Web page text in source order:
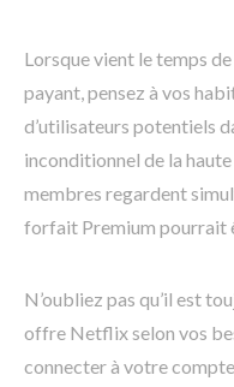
Lorsque vient le temps
payant, pensez à vos
d’utilisateurs potentiels
inconditionnel de la
membres regardent
forfait Premium pourrait
N’oubliez pas qu’il est
offre Netflix selon vos
connecter à votre